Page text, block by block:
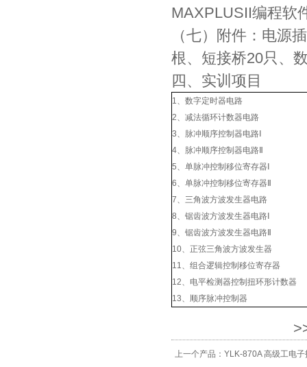
MAXPLUSII编程软
（七）附件：电源
根、短接桥20只、
四、实训项目
1、数字定时器电路
2、减法循环计数器电路
3、脉冲顺序控制器电路Ⅰ
4、脉冲顺序控制器电路Ⅱ
5、单脉冲控制移位寄存器Ⅰ
6、单脉冲控制移位寄存器Ⅱ
7、三角波方波发生器电路
8、锯齿波方波发生器电路Ⅰ
9、锯齿波方波发生器电路Ⅱ
10、正弦三角波方波发生器
11、组合逻辑控制移位寄存器
12、电平检测器控制扭环形计数器
13、顺序脉冲控制器
上一个产品： YLK-870A 高级工电